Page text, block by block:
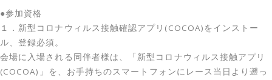
●参加資格
１．新型コロナウィルス接触確認アプリ(COCOA)をインストー
ル、登録必須。
会場に入場される同伴者様は、「新型コロナウィルス接触アプリ
(COCOA)」を、お手持ちのスマートフォンにレース当日より遡っ